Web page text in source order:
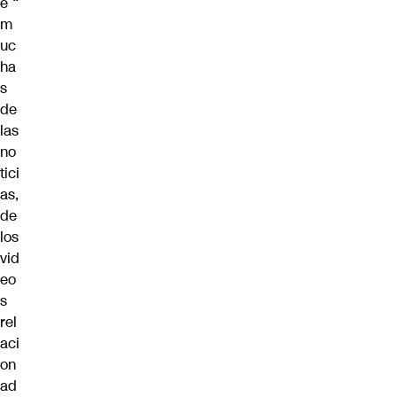
m
uc
ha
s
de
las
no
tici
as,
de
los
vid
eo
s
rel
aci
on
ad